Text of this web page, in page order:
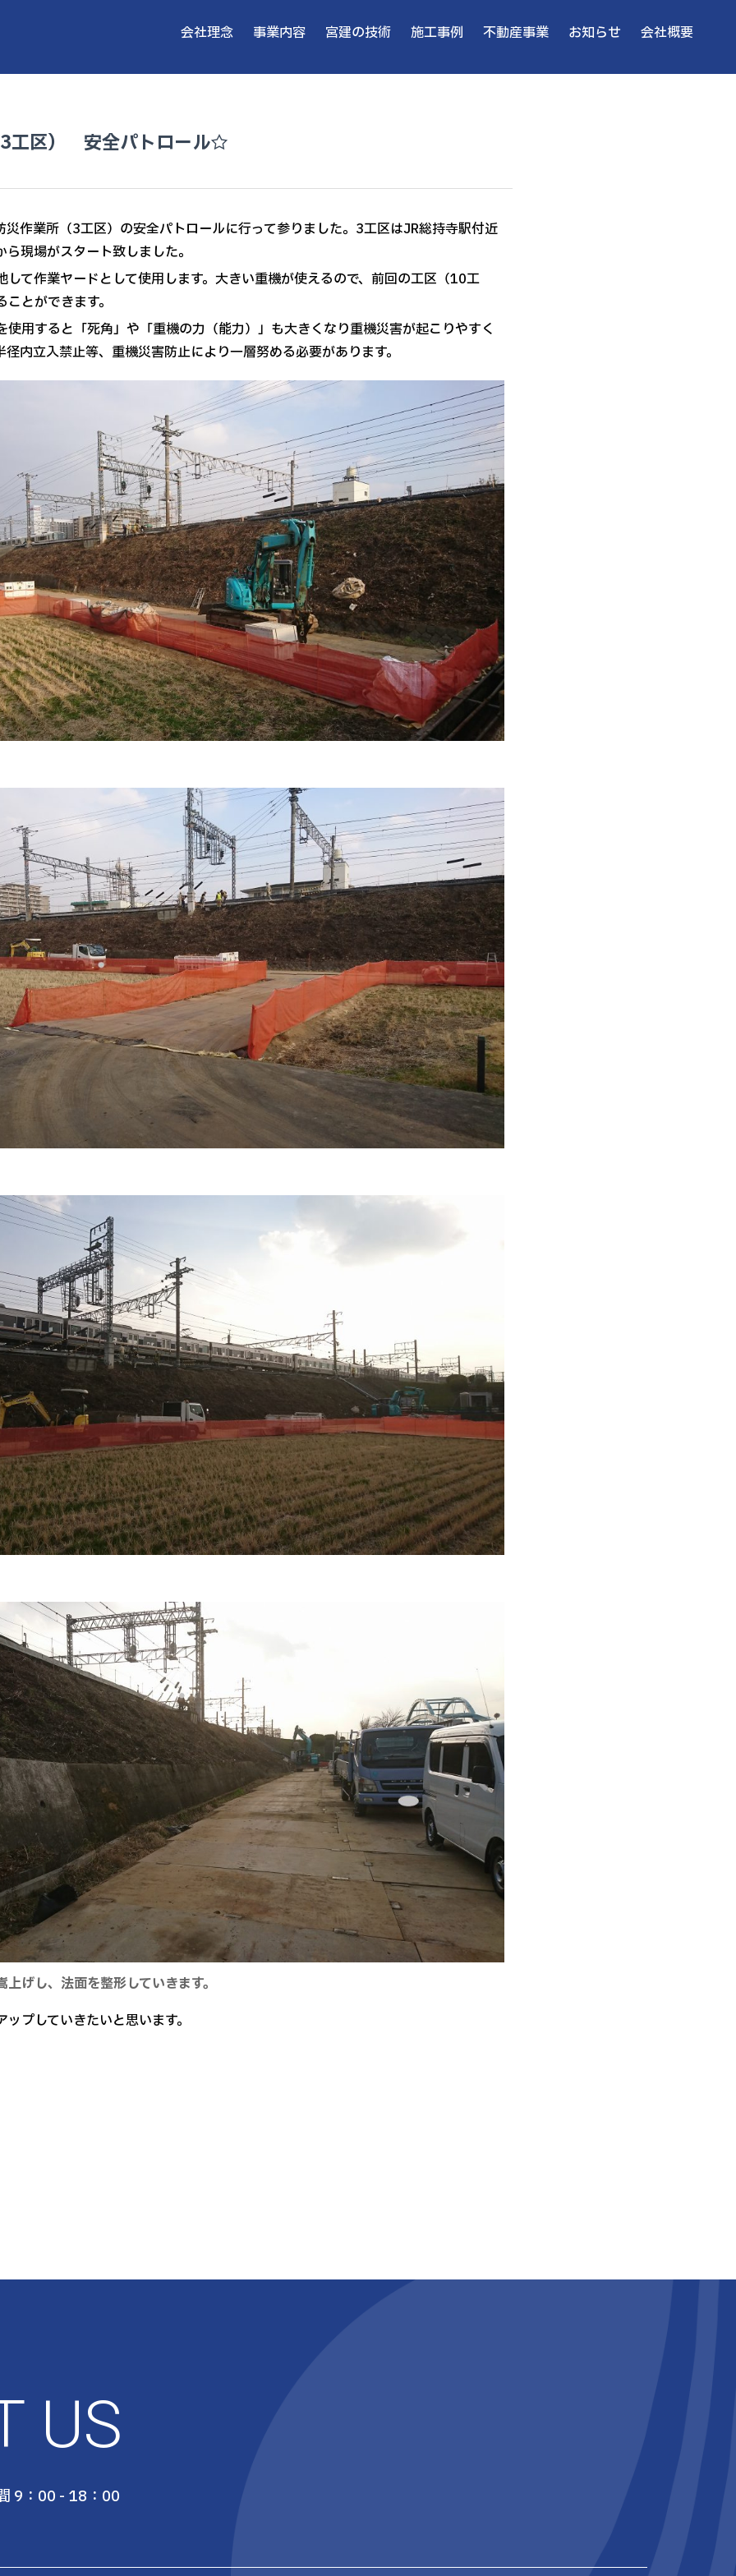
会社理念 事業内容 宮建の技術 施工事例 不動産事業 お知らせ 会社概要
3工区） 安全パトロール☆
作業所（3工区）の安全パトロールに行って参りました。3工区はJR総持寺駅付近
現場がスタート致しました。
して作業ヤードとして使用します。大きい重機が使えるので、前回の工区（10工
とができます。
用すると「死角」や「重機の力（能力）」も大きくなり重機災害が起こりやすく
内立入禁止等、重機災害防止により一層努める必要があります。
げし、法面を整形していきます。
プしていきたいと思います。
US
9：00 - 18：00